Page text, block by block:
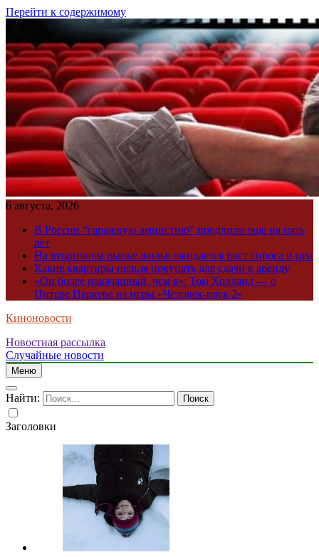
Перейти к содержимому
6 августа, 2026
В России “гаражную амнистию” продлили еще на пять
лет
На вторичном рынке жилья ожидается рост спроса и цен
Какие квартиры нельзя покупать для сдачи в аренду
«Он более накачанный, чем я»: Том Холланд — о
Питере Паркере из игры «Человек-паук 2»
Киноновости
Новостная рассылка
Случайные новости
Меню
Найти:
Заголовки